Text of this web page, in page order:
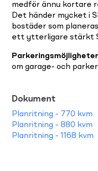
medför ännu kortare
Det händer mycket i
bostäder som
ett ytterligare stärkt
om garage- och
Dokument
Planritning - 770 kvm
Planritning - 880 kvm
Planritning - 1168 kvm